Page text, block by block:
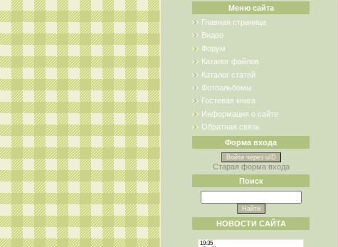
Меню сайта
Главная страница
Видео
Форум
Каталог файлов
Каталог статей
Фотоальбомы
Гостевая книга
Информация о сайте
Обратная связь
Форма входа
Войти через uID
Старая форма входа
Поиск
НОВОСТИ САЙТА